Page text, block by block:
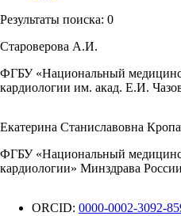
Результаты поиска: 0
Староверова А.И.
ФГБУ «Национальный
кардиологии им. акад. Е.И.
Екатерина Станиславовна
ФГБУ «Национальный
кардиологии» Минздрава России
ORCID: 0000-0002-3092-